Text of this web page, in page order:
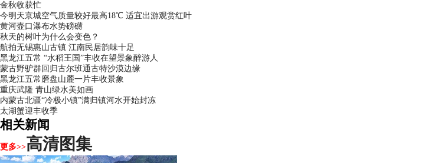
金秋收获忙
今明天京城空气质量较好最高18℃ 适宜出游观赏红叶
黄河壶口瀑布水势磅礴
秋天的树叶为什么会变色？
航拍无锡惠山古镇 江南民居韵味十足
黑龙江五常 “水稻王国”丰收在望景象醉游人
蒙古野驴群回归古尔班通古特沙漠边缘
黑龙江五常磨盘山麓一片丰收景象
重庆武隆 青山绿水美如画
内蒙古北疆“冷极小镇”满归镇河水开始封冻
太湖蟹迎丰收季
相关新闻
更多>>高清图集